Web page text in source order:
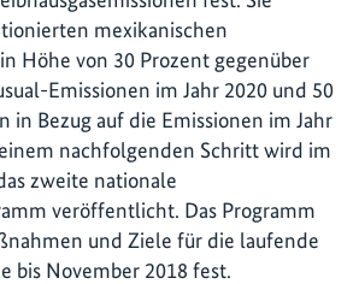
mexikanischen
Höhe von 30 Prozent gegenüber
Emissionen im Jahr 2020 und 50
in Bezug auf die Emissionen im Jahr
nachfolgenden Schritt wird im
zweite nationale
veröffentlicht. Das Programm
und Ziele für die laufende
bis November 2018 fest.